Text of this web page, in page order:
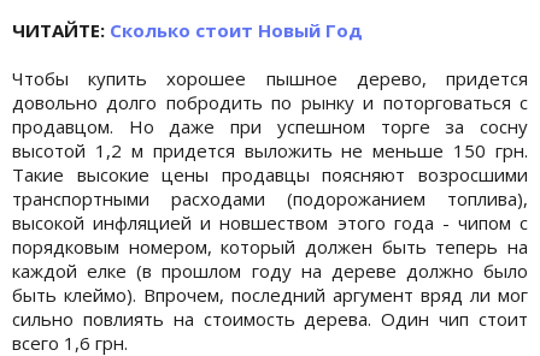
ЧИТАЙТЕ: Сколько стоит Новый Год
Чтобы купить хорошее пышное дерево, придется
довольно долго побродить по рынку и поторговаться с
продавцом. Но даже при успешном торге за сосну
высотой 1,2 м придется выложить не меньше 150 грн.
Такие высокие цены продавцы поясняют возросшими
транспортными расходами (подорожанием топлива),
высокой инфляцией и новшеством этого года - чипом с
порядковым номером, который должен быть теперь на
каждой елке (в прошлом году на дереве должно было
быть клеймо). Впрочем, последний аргумент вряд ли мог
сильно повлиять на стоимость дерева. Один чип стоит
всего 1,6 грн.